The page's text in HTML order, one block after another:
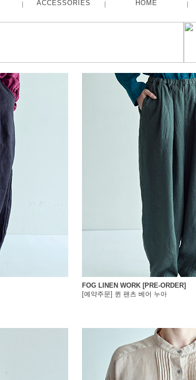
ACCESSORIES HOME
FOG LINEN WORK [PRE-ORDER]
[예약주문] 퀸 팬츠 베어 누아